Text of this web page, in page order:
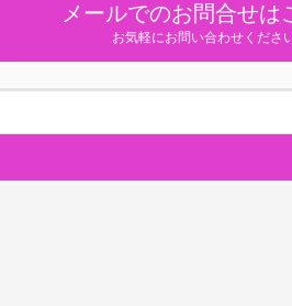
メールでのお問合せは
お気軽にお問い合わせくださ